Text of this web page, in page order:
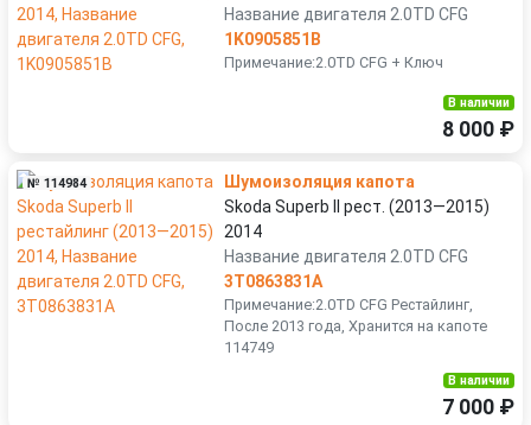
Название двигателя 2.0TD CFG
1K0905851B
Примечание:2.0TD CFG + Ключ
В наличии
8 000 ₽
№ 114984
Шумоизоляция капота
Skoda Superb II рест. (2013—2015)
2014
Название двигателя 2.0TD CFG
3T0863831A
Примечание:2.0TD CFG Рестайлинг,
После 2013 года, Хранится на капоте
114749
В наличии
7 000 ₽